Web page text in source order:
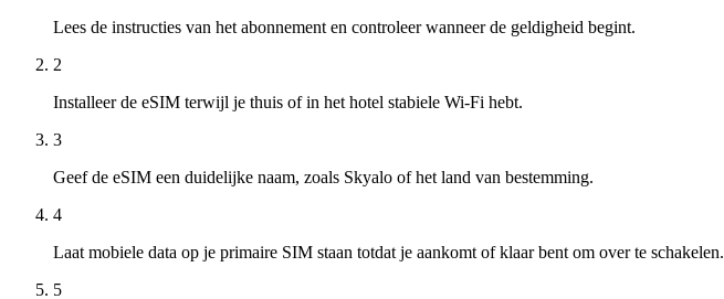
Lees de instructies van het abonnement en controleer wanneer de geldigheid begint.
2
Installeer de eSIM terwijl je thuis of in het hotel stabiele Wi-Fi hebt.
3
Geef de eSIM een duidelijke naam, zoals Skyalo of het land van bestemming.
4
Laat mobiele data op je primaire SIM staan totdat je aankomt of klaar bent om over te schakelen.
5